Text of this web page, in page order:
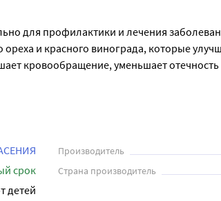
для профилактики и лечения
ореха и красного винограда, которые
кровообращение, уменьшает
использовать Венолгон при
Производитель
срок Страна производитель
детей